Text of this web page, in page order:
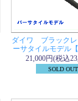
ダイワ ブラックレ
ーサタイルモデル【
21,000円(税込
SOLD OUT